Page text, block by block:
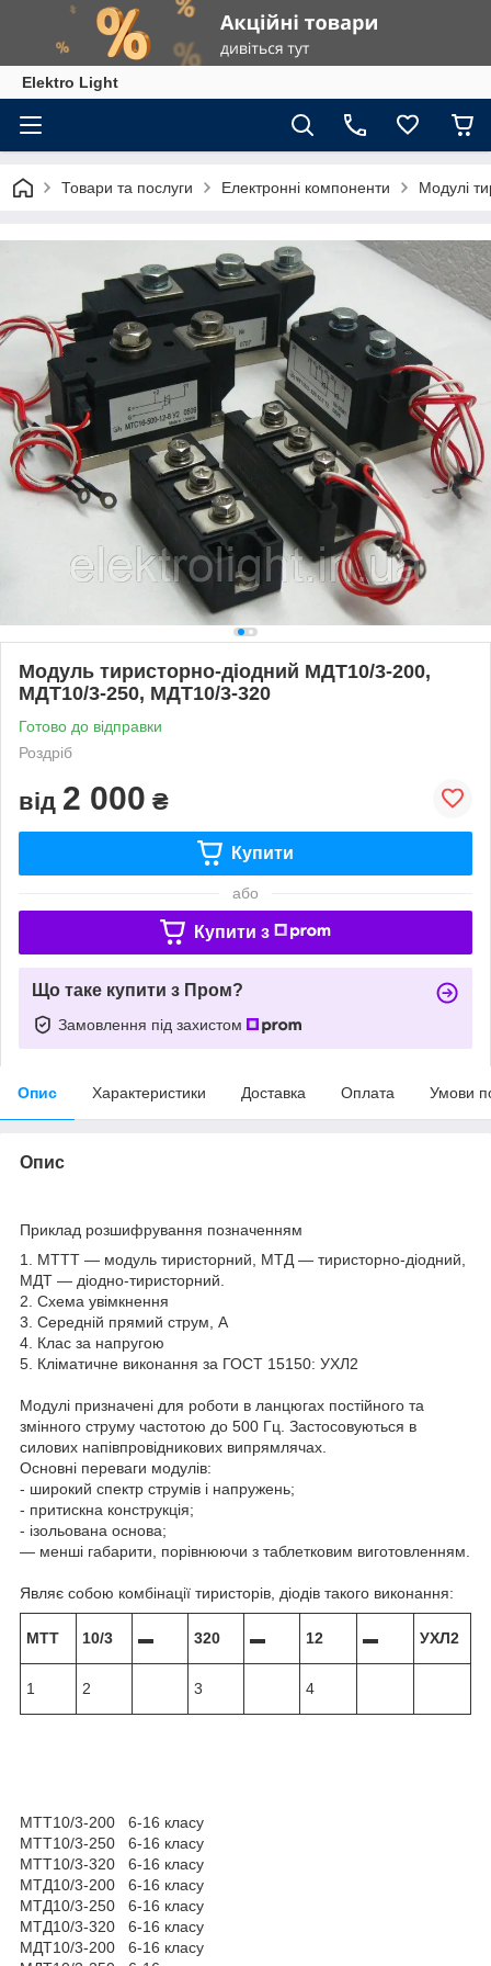
Elektro Light
Товари та послуги Електронні компоненти Модулі
Модуль тиристорно-діодний МДТ10/3-200,
МДТ10/3-250, МДТ10/3-320
Готово до відправки
Роздріб
від 2 000 ₴
Купити
або
Купити з
Що таке купити з Пром?
Замовлення під захистом
Опис Характеристики Доставка Оплата Умови
Опис
Приклад розшифрування позначенням
1. МТТТ — модуль тиристорний, МТД — тиристорно-діодний,
МДТ — діодно-тиристорний.
2. Схема увімкнення
3. Середній прямий струм, A
4. Клас за напругою
5. Кліматичне виконання за ГОСТ 15150: УХЛ2
Модулі призначені для роботи в ланцюгах постійного та
змінного струму частотою до 500 Гц. Застосовуються в
силових напівпровідникових випрямлячах.
Основні переваги модулів:
- широкий спектр струмів і напружень;
- притискна конструкція;
- ізольована основа;
— менші габарити, порівнюючи з таблетковим виготовленням.
Являє собою комбінації тиристорів, діодів такого виконання:
МТТ 10/3 ▬ 320 ▬ 12 ▬ УХЛ2
1 2 3 4
МТТ10/3-200 6-16 класу
МТТ10/3-250 6-16 класу
МТТ10/3-320 6-16 класу
МТД10/3-200 6-16 класу
МТД10/3-250 6-16 класу
МТД10/3-320 6-16 класу
МДТ10/3-200 6-16 класу